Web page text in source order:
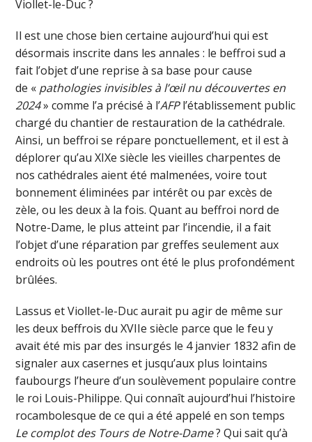
Viollet-le-Duc ?
Il est une chose bien certaine aujourd’hui qui est
désormais inscrite dans les annales : le beffroi sud a
fait l’objet d’une reprise à sa base pour cause
de « pathologies invisibles à l’œil nu découvertes en
2024» comme l’a précisé à l’AFPl’établissement public
chargé du chantier de restauration de la cathédrale.
Ainsi, un beffroi se répare ponctuellement, et il est à
déplorer qu’au XIXe siècle les vieilles charpentes de
nos cathédrales aient été malmenées, voire tout
bonnement éliminées par intérêt ou par excès de
zèle, ou les deux à la fois. Quant au beffroi nord de
Notre-Dame, le plus atteint par l’incendie, il a fait
l’objet d’une réparation par greffes seulement aux
endroits où les poutres ont été le plus profondément
brûlées.
Lassus et Viollet-le-Duc aurait pu agir de même sur
les deux beffrois du XVIIe siècle parce que le feu y
avait été mis par des insurgés le 4 janvier 1832 afin de
signaler aux casernes et jusqu’aux plus lointains
faubourgs l’heure d’un soulèvement populaire contre
le roi Louis-Philippe. Qui connaît aujourd’hui l’histoire
rocambolesque de ce qui a été appelé en son temps
Le complot des Tours de Notre-Dame? Qui sait qu’à